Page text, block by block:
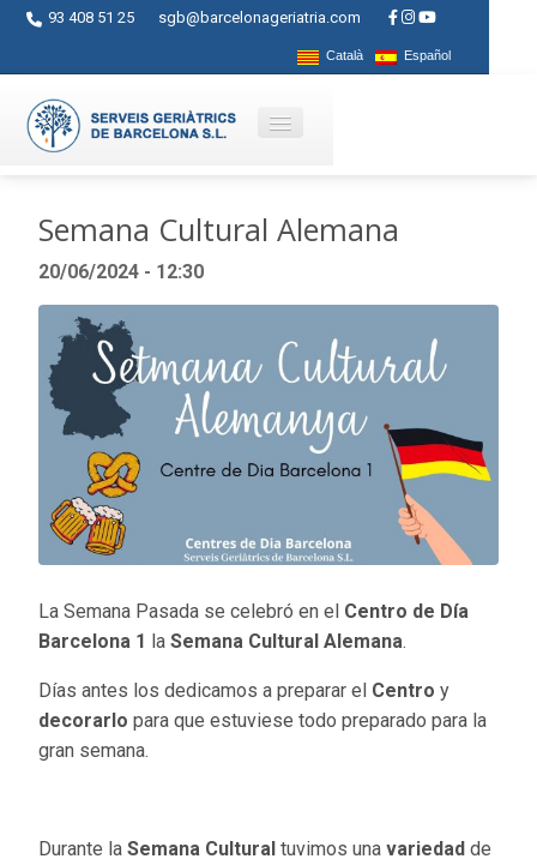
93 408 51 25 sgb@barcelonageriatria.com
Català Español
Servicios
Actividades
Centros
Ayudas
Contacto
Blog
Semana Cultural Alemana
20/06/2024 - 12:30
La Semana Pasada se celebró en el Centro de Día
Barcelona 1 la Semana Cultural Alemana.
Días antes los dedicamos a preparar el Centro y
decorarlo para que estuviese todo preparado para la
gran semana.
Durante la Semana Cultural tuvimos una variedad de